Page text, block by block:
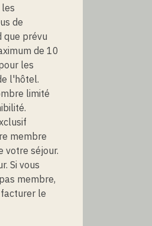
de
que prévu
de 10
les
l'hôtel.
limité
membre
votre séjour.
Si vous
membre,
le